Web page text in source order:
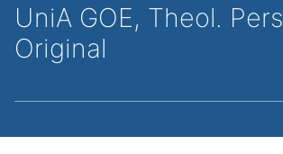
UniA GOE, Theol.
Original